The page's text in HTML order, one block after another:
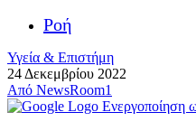
Ροή
Υγεία & Επιστήμη
24 Δεκεμβρίου 2022
Από NewsRoom1
Ενεργοποίηση